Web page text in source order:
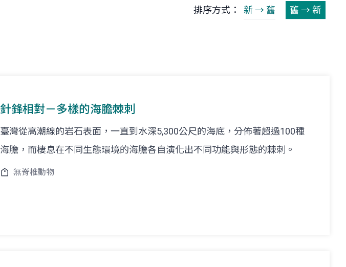
排序方式： 新 → 舊 舊 → 新
針鋒相對－多樣的海膽棘刺
臺灣從高潮線的岩石表面，一直到水深5,300公尺的海底，分佈著超過100種
海膽，而棲息在不同生態環境的海膽各自演化出不同功能與形態的棘刺。
無脊椎動物